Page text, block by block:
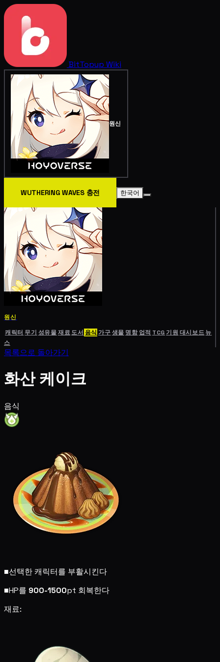
BitTopup Wiki
원신
WUTHERING WAVES 충전 한국어
원신
캐릭터 무기 성유물재료도서 음식 가구생물 명함 업적 TCG기원 대시보드뉴
스
목록으로 돌아가기
화산 케이크
음식
■선택한 캐릭터를 부활시킨다
■HP를 900-1500pt 회복한다
재료: